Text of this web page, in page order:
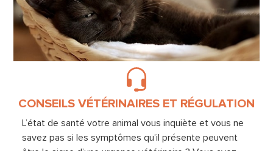
CONSEILS VÉTÉRINAIRES ET RÉGULATION
L’état de santé votre animal vous inquiète et vous ne
savez pas si les symptômes qu’il présente peuvent